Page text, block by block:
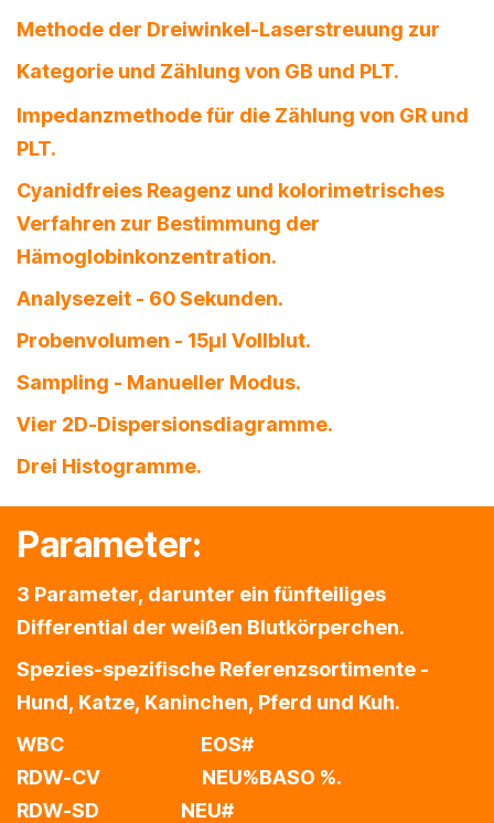
Methode der Dreiwinkel-Laserstreuung zur
Kategorie und Zählung von GB und PLT.
Impedanzmethode für die Zählung von GR und
PLT.
Cyanidfreies Reagenz und kolorimetrisches
Verfahren zur Bestimmung der
Hämoglobinkonzentration.
Analysezeit - 60 Sekunden.
Probenvolumen - 15μl Vollblut.
Sampling - Manueller Modus.
Vier 2D-Dispersionsdiagramme.
Drei Histogramme.
Parameter:
3 Parameter, darunter ein fünfteiliges
Differential der weißen Blutkörperchen.
Spezies-spezifische Referenzsortimente -
Hund, Katze, Kaninchen, Pferd und Kuh.
WBC EOS#
RDW-CV NEU%BASO %.
RDW-SD
NEU#